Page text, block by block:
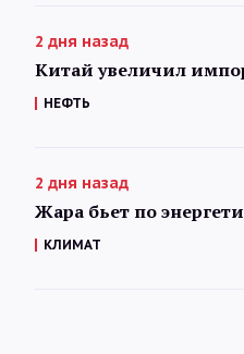
2 дня назад
Китай увеличил
НЕФТЬ
2 дня назад
Жара бьет по
КЛИМАТ